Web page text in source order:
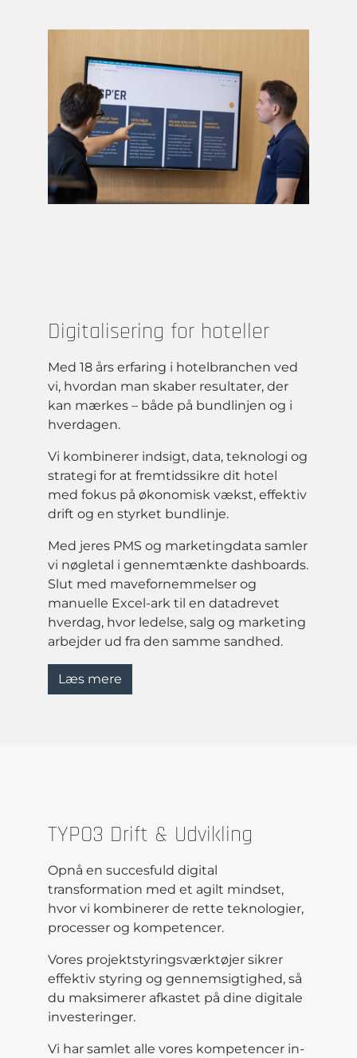
Digitalisering for hoteller
Med 18 års erfaring i hotelbranchen ved
vi, hvordan man skaber resultater, der
kan mærkes – både på bundlinjen og i
hverdagen.
Vi kombinerer indsigt, data, teknologi og
strategi for at fremtidssikre dit hotel
med fokus på økonomisk vækst, effektiv
drift og en styrket bundlinje.
Med jeres PMS og marketingdata samler
vi nøgletal i gennemtænkte dashboards.
Slut med mavefornemmelser og
manuelle Excel-ark til en datadrevet
hverdag, hvor ledelse, salg og marketing
arbejder ud fra den samme sandhed.
Læs mere
TYPO3 Drift & Udvikling
Opnå en succesfuld digital
transformation med et agilt mindset,
hvor vi kombinerer de rette teknologier,
processer og kompetencer.
Vores projektstyringsværktøjer sikrer
effektiv styring og gennemsigtighed, så
du maksimerer afkastet på dine digitale
investeringer.
Vi har samlet alle vores kompetencer in-